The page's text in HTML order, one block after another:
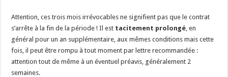
Attention, ces trois mois irrévocables ne signifient pas que le contrat
s’arrête à la fin de la période ! Il est tacitement prolongé , en
général pour un an supplémentaire, aux mêmes conditions mais cette
fois, il peut être rompu à tout moment par lettre recommandée :
attention tout de même à un éventuel préavis, généralement 2
semaines.